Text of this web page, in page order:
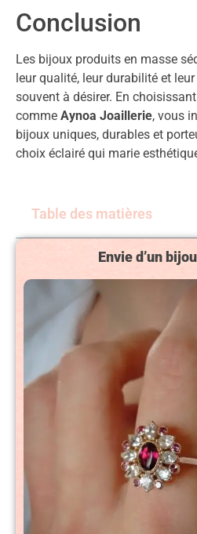
Conclusion
Les bijoux produits en masse
leur qualité, leur durabilité et
souvent à désirer. En
comme Aynoa Joaillerie, vous
bijoux uniques, durables et
choix éclairé qui marie
Table des matières
Envie d’un